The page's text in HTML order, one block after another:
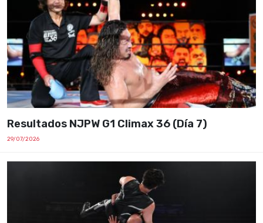
Resultados NJPW G1 Climax 36 (Día 7)
29/07/2026